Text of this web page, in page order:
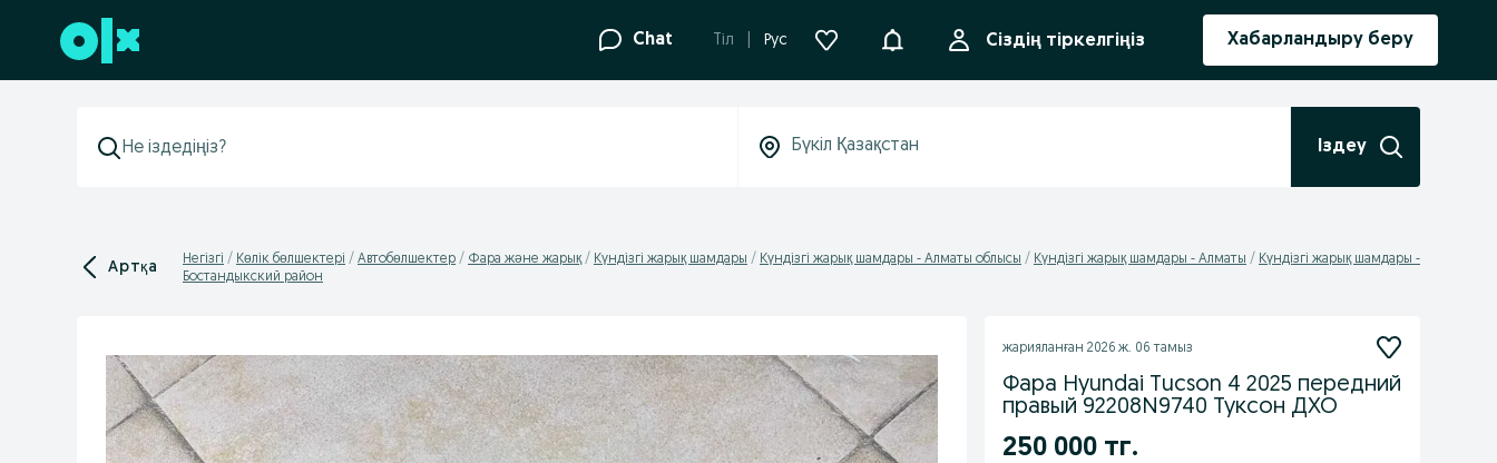
Төменгі деректемеге өту Chat Tіл Рус АқпараттандыруСіздің тіркелгіңіз Хабарландыру беру
Іздеу
Артқа Негізгі Көлік бөлшектері Автобөлшектер Фара және жарық Күндізгі жарық шамдары Күндізгі жарық шамдары - Алматы облысы Күндізгі жарық шамдары - Алматы
Күндізгі жарық шамдары -
Бостандыкский район
жарияланған 2026 ж. 06 тамыз
Фара Hyundai Tucson 4 2025 передний
правый 92208N9740 Туксон ДХО
250 000 тг.